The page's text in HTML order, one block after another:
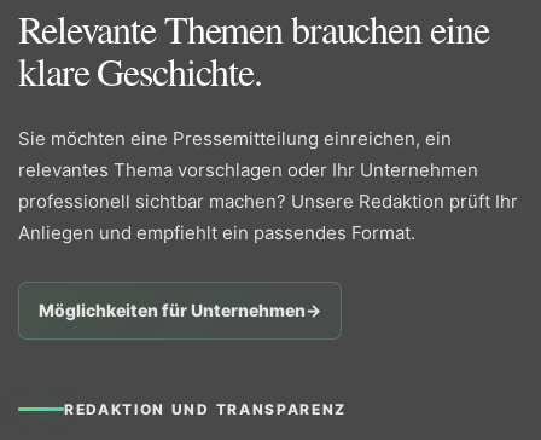
Relevante Themen brauchen eine
klare Geschichte.
Sie möchten eine Pressemitteilung einreichen, ein
relevantes Thema vorschlagen oder Ihr Unternehmen
professionell sichtbar machen? Unsere Redaktion prüft Ihr
Anliegen und empfiehlt ein passendes Format.
Möglichkeiten für Unternehmen→
REDAKTION UND TRANSPARENZ